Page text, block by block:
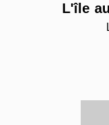
L'île